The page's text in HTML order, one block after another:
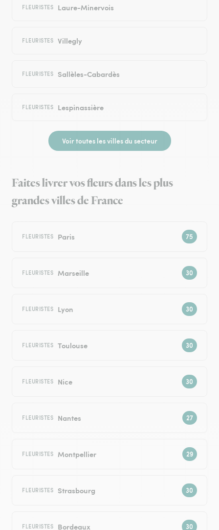
FLEURISTES Laure-Minervois
FLEURISTES Villegly
FLEURISTES Sallèles-Cabardès
FLEURISTES Lespinassière
Voir toutes les villes du secteur
Faites livrer vos fleurs dans les plus
grandes villes de France
FLEURISTES Paris
FLEURISTES Marseille
FLEURISTES Lyon
FLEURISTES Toulouse
FLEURISTES Nice
FLEURISTES Nantes
FLEURISTES Montpellier
FLEURISTES Strasbourg
FLEURISTES Bordeaux